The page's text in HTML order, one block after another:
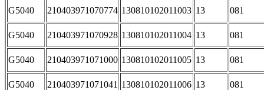
G5040 210403971070774 130810102011003 13 081
G5040 210403971070928 130810102011004 13 081
G5040 210403971071000 130810102011005 13 081
G5040 210403971071041 130810102011006 13 081